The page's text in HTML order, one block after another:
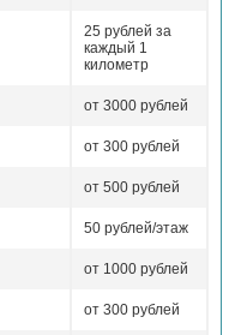
25 рублей за
каждый 1
километр
от 3000 рублей
от 300 рублей
от 500 рублей
50 рублей/этаж
от 1000 рублей
от 300 рублей